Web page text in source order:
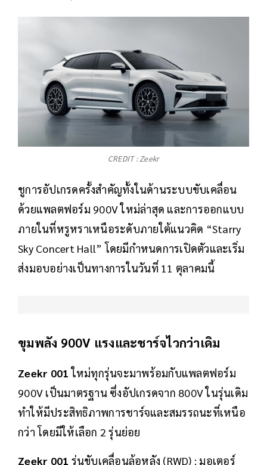
CREDIT : Zeekr
ชูการอัปเกรดครั้งสำคัญทั้งในด้านระบบขับเคลื่อน
ด้วยแพลตฟอร์ม 900V ใหม่ล่าสุด และการออกแบบ
ภายในที่หรูหราเหนือระดับภายใต้แนวคิด “Starry
Sky Concert Hall” โดยมีกำหนดการเปิดตัวและเริ่ม
ส่งมอบอย่างเป็นทางการในวันที่ 11 ตุลาคมนี้
ขุมพลัง 900V แรงและชาร์จไวกว่าเดิม
Zeekr 001 ใหม่ทุกรุ่นจะมาพร้อมกับแพลตฟอร์ม
900V เป็นมาตรฐาน ซึ่งอัปเกรดจาก 800V ในรุ่นเดิม
ทำให้มีประสิทธิภาพการชาร์จและสมรรถนะที่เหนือ
กว่า โดยมีให้เลือก 2 รุ่นย่อย
Zeekr 001 รุ่นขับเคลื่อนล้อหลัง (RWD) : มอเตอร์